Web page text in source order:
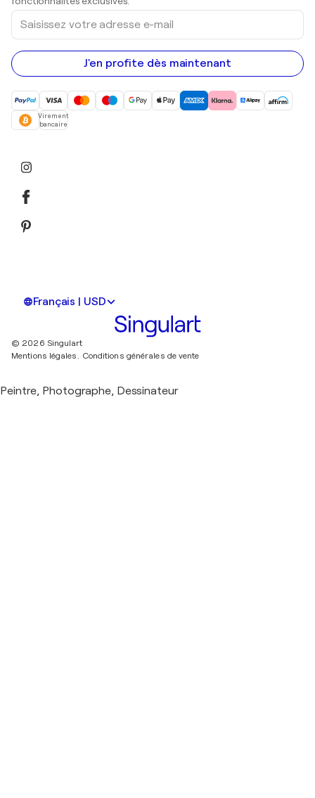
Saisissez
votre
adresse
e-
mail
J'en profite dès maintenant
Virement
bancaire
Français | USD
© 2026 Singulart
Mentions légales.
Conditions générales de vente
Peintre, Photographe, Dessinateur